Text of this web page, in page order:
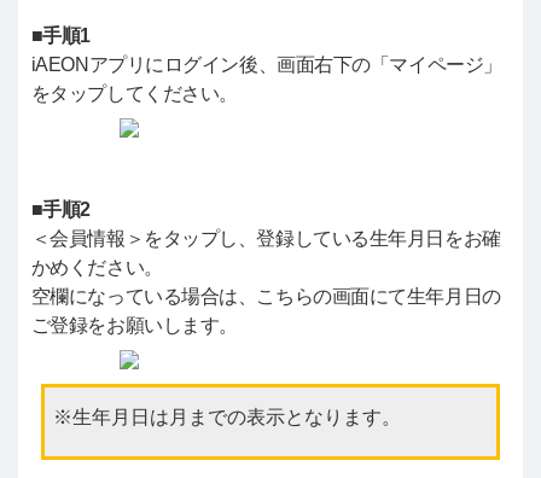
■手順1
iAEONアプリにログイン後、画面右下の「マイページ」
をタップしてください。
■手順2
＜会員情報＞をタップし、登録している生年月日をお確
かめください。
空欄になっている場合は、こちらの画面にて生年月日の
ご登録をお願いします。
生年月日は月までの表示となります。